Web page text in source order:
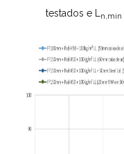
testados e L
n,min